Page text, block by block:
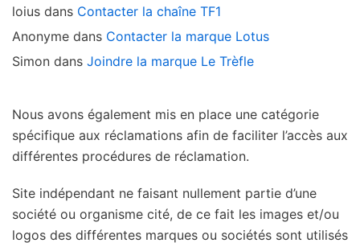
loius dans Contacter la chaîne TF1
Anonyme dans Contacter la marque Lotus
Simon dans Joindre la marque Le Trèfle
Nous avons également mis en place une catégorie
spécifique aux réclamations afin de faciliter l’accès aux
différentes procédures de réclamation.
Site indépendant ne faisant nullement partie d’une
société ou organisme cité, de ce fait les images et/ou
logos des différentes marques ou sociétés sont utilisés